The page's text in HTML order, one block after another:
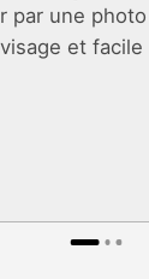
par une
et